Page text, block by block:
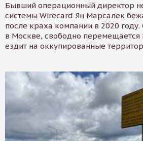
Бывший операционный директор
системы Wirecard Ян Марсалек
после краха компании в 2020 году.
в Москве, свободно перемещается
ездит на оккупированные